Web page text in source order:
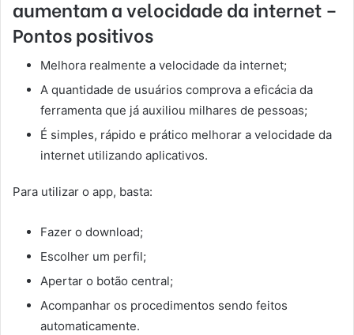
aumentam a velocidade da internet –
Pontos positivos
Melhora realmente a velocidade da internet;
A quantidade de usuários comprova a eficácia da
ferramenta que já auxiliou milhares de pessoas;
É simples, rápido e prático melhorar a velocidade da
internet utilizando aplicativos.
Para utilizar o app, basta:
Fazer o download;
Escolher um perfil;
Apertar o botão central;
Acompanhar os procedimentos sendo feitos
automaticamente.